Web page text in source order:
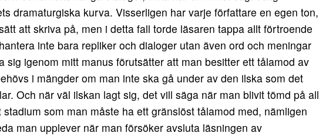
dramaturgiska kurva. Visserligen har varje författare en egen ton,
att skriva på, men i detta fall torde läsaren tappa allt förtroende
inte bara repliker och dialoger utan även ord och meningar
sig igenom mitt manus förutsätter att man besitter ett tålamod av
i mängder om man inte ska gå under av den ilska som det
Och när väl ilskan lagt sig, det vill säga när man blivit tömd på all
som man måste ha ett gränslöst tålamod med, nämligen
man upplever när man försöker avsluta läsningen av